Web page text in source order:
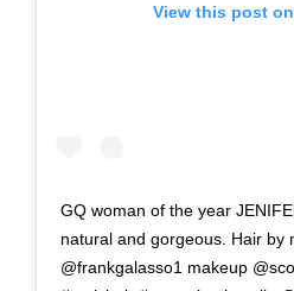
View this post
GQ woman of the year
natural and gorgeous. Hair by
@frankgalasso1 makeup